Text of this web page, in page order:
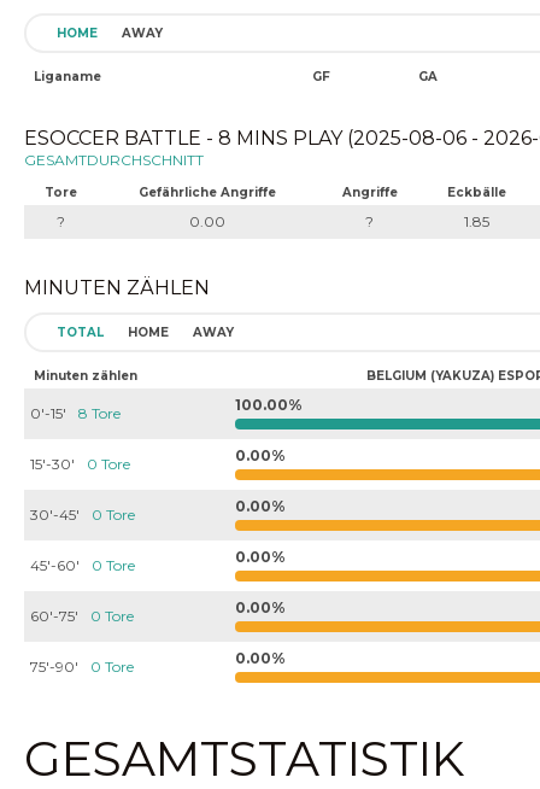
HOME AWAY
Liganame GF GA
ESOCCER BATTLE - 8 MINS PLAY (2025-08-06 -
GESAMTDURCHSCHNITT
Tore Gefährliche Angriffe Angriffe Eckbälle
? 0.00 ? 1.85
MINUTEN ZÄHLEN
TOTAL HOME AWAY
Minuten zählen BELGIUM (YAKUZA)
0'-15' 8 Tore 100.00%
15'-30' 0 Tore 0.00%
30'-45' 0 Tore 0.00%
45'-60' 0 Tore 0.00%
60'-75' 0 Tore 0.00%
75'-90' 0 Tore 0.00%
GESAMTSTATISTIK